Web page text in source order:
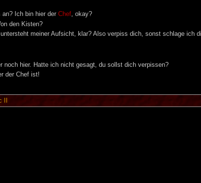
an? Ich bin hier derChef, okay?
den Kisten?
untersteht meiner Aufsicht, klar? Also verpiss dich, sonst schlage ich
noch hier. Hatte ich nicht gesagt, du sollst dich verpissen?
der Chef ist!
II